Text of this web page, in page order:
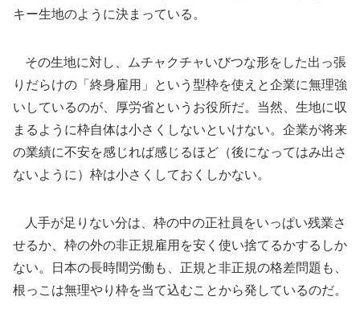
キー生地のように決まっている。
その生地に対し、ムチャクチャいびつな形をした出っ張
りだらけの「終身雇用」という型枠を使えと企業に無理強
いしているのが、厚労省というお役所だ。当然、生地に収
まるように枠自体は小さくしないといけない。企業が将来
の業績に不安を感じれば感じるほど（後になってはみ出さ
ないように）枠は小さくしておくしかない。
人手が足りない分は、枠の中の正社員をいっぱい残業さ
せるか、枠の外の非正規雇用を安く使い捨てるかするしか
ない。日本の長時間労働も、正規と非正規の格差問題も、
根っこは無理やり枠を当て込むことから発しているのだ。